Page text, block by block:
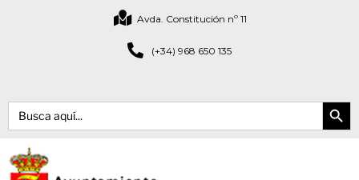
Avda. Constitución nº 11
(+34) 968 650 135
Buscar: Botón de